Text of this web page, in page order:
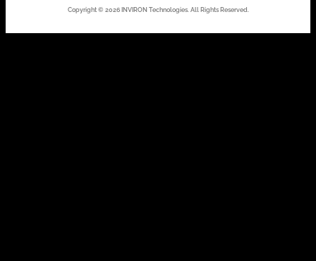
Copyright © 2026 INVIRON Technologies. All Rights Reserved.